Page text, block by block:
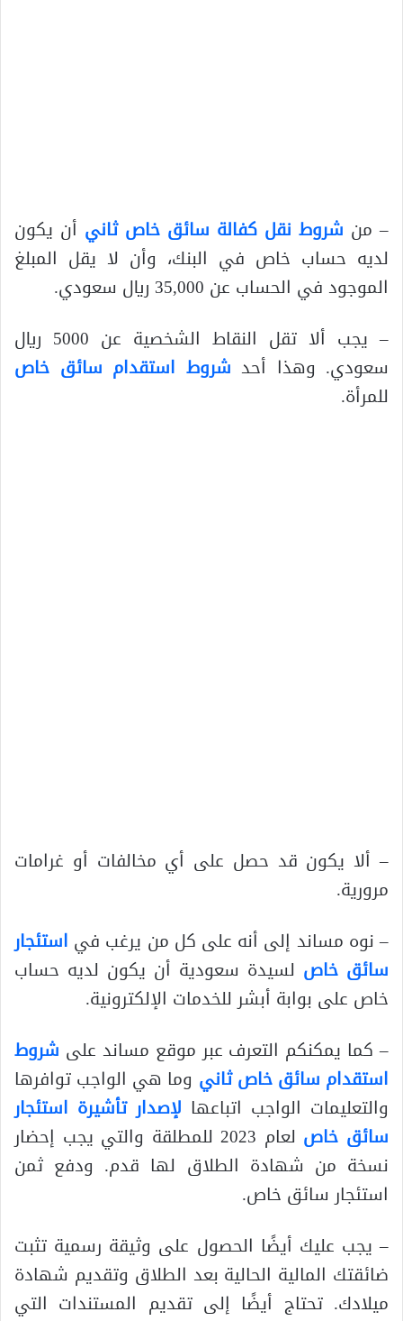
– من شروط نقل كفالة سائق خاص ثاني أن يكون
لديه حساب خاص في البنك، وأن لا يقل المبلغ
الموجود في الحساب عن 35,000 ريال سعودي.
– يجب ألا تقل النقاط الشخصية عن 5000 ريال
سعودي. وهذا أحد شروط استقدام سائق خاص
للمرأة.
– ألا يكون قد حصل على أي مخالفات أو غرامات
مرورية.
– نوه مساند إلى أنه على كل من يرغب في استئجار
سائق خاص لسيدة سعودية أن يكون لديه حساب
خاص على بوابة أبشر للخدمات الإلكترونية.
– كما يمكنكم التعرف عبر موقع مساند على شروط
استقدام سائق خاص ثاني وما هي الواجب توافرها
والتعليمات الواجب اتباعها لإصدار تأشيرة استئجار
سائق خاص
لعام 2023 للمطلقة والتي يجب إحضار
نسخة من شهادة الطلاق لها قدم. ودفع ثمن
استئجار سائق خاص.
– يجب عليك أيضًا الحصول على وثيقة رسمية تثبت
ضائقتك المالية الحالية بعد الطلاق وتقديم شهادة
ميلادك. تحتاج أيضًا إلى تقديم المستندات التي